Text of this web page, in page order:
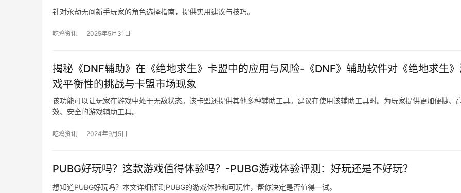
针对永劫无间新手玩家的角色选择指南，提供实用建议与技巧。
吃鸡资讯 2025年5月31日
揭秘《DNF辅助》在《绝地求生》卡盟中的应用与风险-《DNF》辅助软件对《绝地求生
戏平衡性的挑战与卡盟市场现象
该功能可以让玩家在游戏中处于无敌状态。该卡盟还提供其他多种辅助工具。建议在使用该辅助工具时。为玩家提供更加便捷、
效、安全的游戏辅助工具。
吃鸡资讯 2024年9月5日
PUBG好玩吗？这款游戏值得体验吗？-PUBG游戏体验评测：好玩还是不好玩？
想知道PUBG好玩吗？本文详细评测PUBG的游戏体验和可玩性，帮你决定是否值得一试。